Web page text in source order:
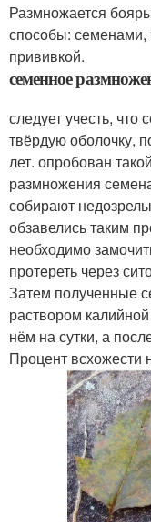
Размножается
способы: семенами,
прививкой.
семенное
следует учесть,
твёрдую оболочку,
лет. опробован
размножения
собирают
обзавелись таким
необходимо
протереть через
Затем полученные
раствором
нём на сутки, а
Процент всхожести